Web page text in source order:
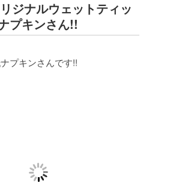
ジナルウェットティッ
プキンさん!!
プキンさんです!!